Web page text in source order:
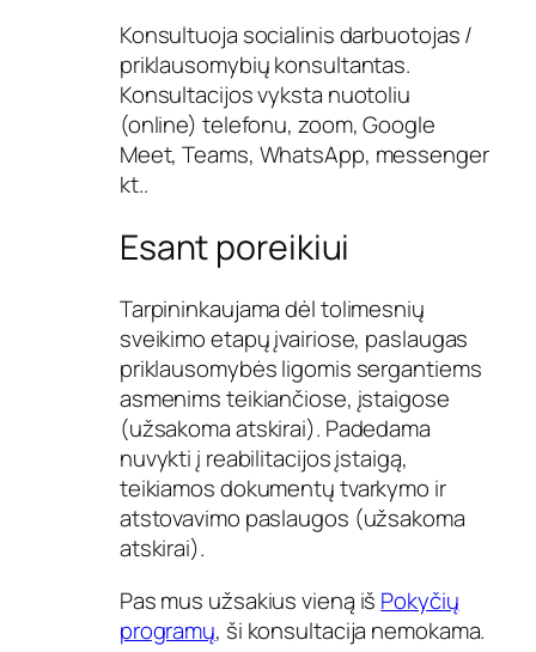
Konsultuoja socialinis darbuotojas /
priklausomybių konsultantas.
Konsultacijos vyksta nuotoliu
(online) telefonu, zoom, Google
Meet, Teams, WhatsApp, messenger
kt..
Esant poreikiui
Tarpininkaujama dėl tolimesnių
sveikimo etapų įvairiose, paslaugas
priklausomybės ligomis sergantiems
asmenims teikiančiose, įstaigose
(užsakoma atskirai). Padedama
nuvykti į reabilitacijos įstaigą,
teikiamos dokumentų tvarkymo ir
atstovavimo paslaugos (užsakoma
atskirai).
Pas mus užsakius vieną iš Pokyčių
programų, ši konsultacija nemokama.